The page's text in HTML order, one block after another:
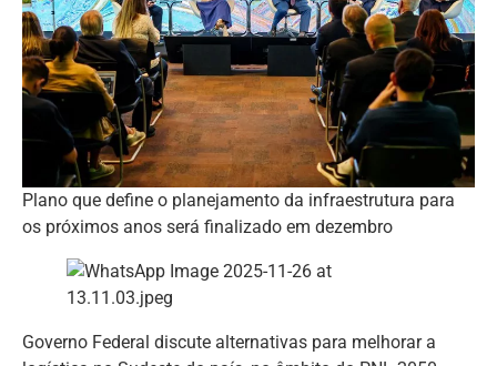
Plano que define o planejamento da infraestrutura para
os próximos anos será finalizado em dezembro
Governo Federal discute alternativas para melhorar a